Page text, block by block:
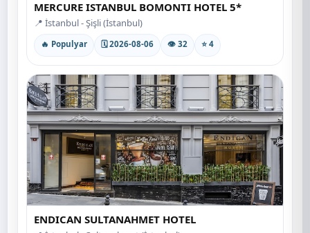
MERCURE ISTANBUL BOMONTI HOTEL 5*
📍 İstanbul - Şişli (İstanbul)
🔥 Populyar 🗓 2026-08-06 👁 32 ⭐ 4
ENDICAN SULTANAHMET HOTEL